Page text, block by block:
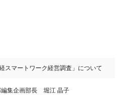
経スマートワーク経営調査」について
編集企画部長 堀江 晶子